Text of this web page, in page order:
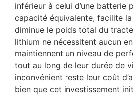
inférieur à celui d’une batterie
capacité équivalente, facilite
diminue le poids total du
lithium ne nécessitent aucun
maintiennent un niveau de
tout au long de leur durée de
inconvénient reste leur coût
bien que cet investissement